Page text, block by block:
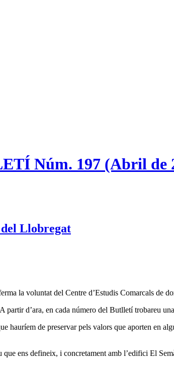
Núm. 197 (Abril de
Llobregat
la voluntat del Centre d’Estudis Comarcals de
partir d’ara, en cada número del Butlletí trobareu
hauríem de preservar pels valors que aporten en
ens defineix, i concretament amb l’edifici El